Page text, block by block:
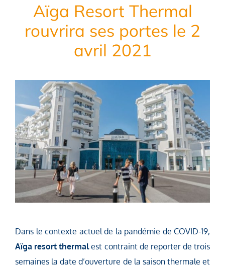
Aïga Resort Thermal
rouvrira ses portes le 2
avril 2021
Dans le contexte actuel de la pandémie de COVID-19,
Aïga resort thermalest contraint de reporter de trois
semaines la date d’ouverture de la saison thermale et